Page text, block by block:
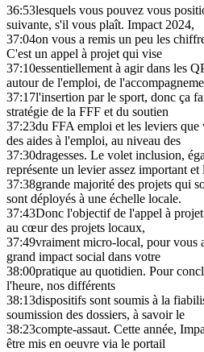
36:53lesquels vous pouvez vous
suivante, s'il vous plaît. Impact 2024,
37:04on vous a remis un peu les
C'est un appel à projet qui vise
37:10essentiellement à agir dans les
autour de l'emploi, de
37:17l'insertion par le sport, donc ça
stratégie de la FFF et du soutien
37:23du FFA emploi et les leviers
des aides à l'emploi, au niveau des
37:30dragesses. Le volet inclusion,
représente un levier assez important et
37:38grande majorité des projets qui
sont déployés à une échelle locale.
37:43Donc l'objectif de l'appel à
au cœur des projets locaux,
37:49vraiment micro-local, pour vous
grand impact social dans votre
38:00pratique au quotidien. Pour
l'heure, nos différents
38:13dispositifs sont soumis à la
soumission des dossiers, à savoir le
38:23compte-assaut. Cette année,
être mis en oeuvre via le portail